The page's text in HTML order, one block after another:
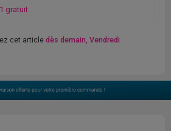
gratuit
cet article dès demain, Vendredi